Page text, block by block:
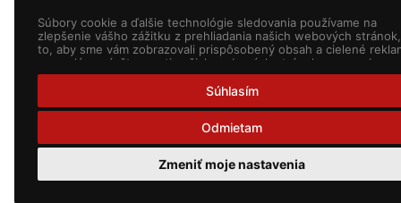
Súbory cookie a ďalšie technológie sledovania používame na
zlepšenie vášho zážitku z prehliadania našich webových
to, aby sme vám zobrazovali prispôsobený obsah a cielené
na analýzu návštevnosti našich webových stránok a na
toho, odkiaľ naši návštevníci prichádzajú.
Súhlasím
Odmietam
Zmeniť moje nastavenia